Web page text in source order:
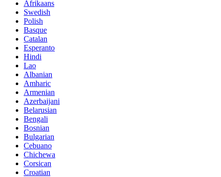
Afrikaans
Swedish
Polish
Basque
Catalan
Esperanto
Hindi
Lao
Albanian
Amharic
Armenian
Azerbaijani
Belarusian
Bengali
Bosnian
Bulgarian
Cebuano
Chichewa
Corsican
Croatian